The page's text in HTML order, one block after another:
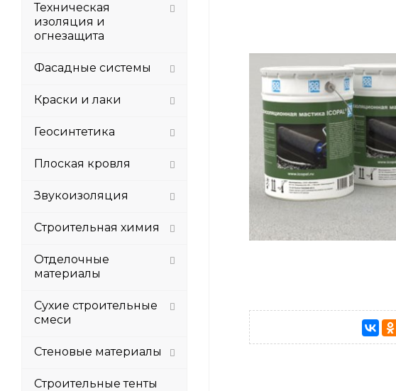
Техническая
изоляция и
огнезащита
Фасадные системы
Краски и лаки
Геосинтетика
Плоская кровля
Звукоизоляция
Строительная химия
Отделочные
материалы
Сухие строительные
смеси
Стеновые материалы
Строительные тенты